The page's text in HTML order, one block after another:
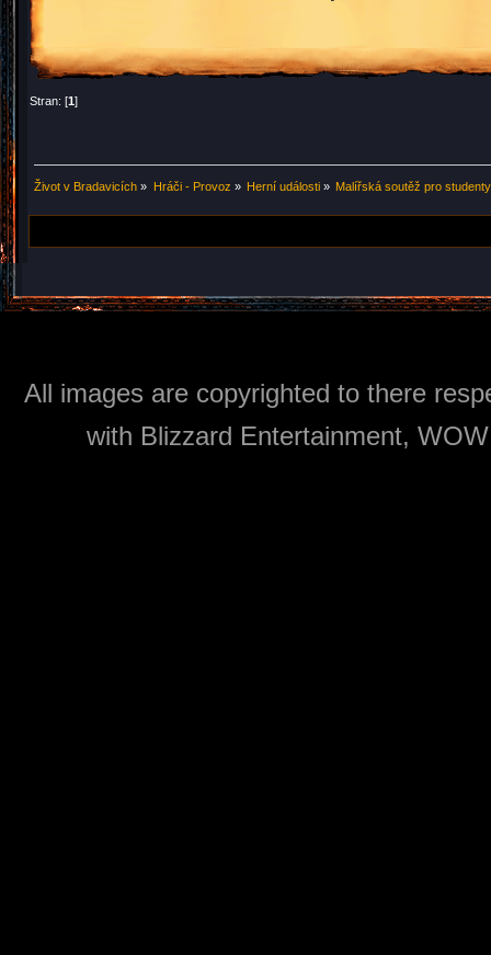
Stran: [1]
Život v Bradavicích » Hráči - Provoz » Herní události» Malířská soutěž pro studenty
All images are copyrighted to there
with Blizzard Entertainment,